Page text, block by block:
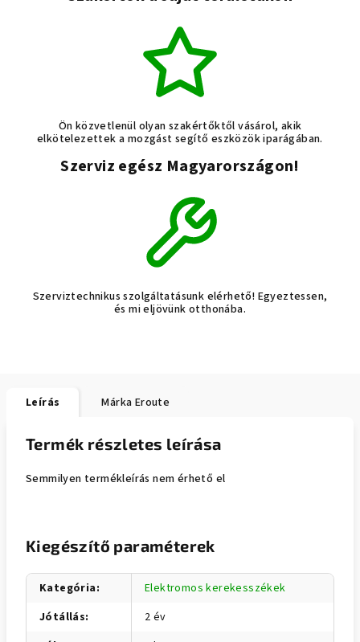
Ön közvetlenül olyan szakértőktől vásárol, akik
elkötelezettek a mozgást segítő eszközök iparágában.
Szerviz egész Magyarországon!
Szerviztechnikus szolgáltatásunk elérhető! Egyeztessen,
és mi eljövünk otthonába.
Leírás Márka Eroute
Termék részletes leírása
Semmilyen termékleírás nem érhető el
Kiegészítő paraméterek
Kategória:
Elektromos kerekesszékek
Jótállás:
2 év